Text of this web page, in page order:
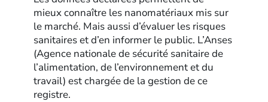
mieux connaître les nanomatériaux mis sur
le marché. Mais aussi d’évaluer les risques
sanitaires et d’en informer le public. L’Anses
(Agence nationale de sécurité sanitaire de
l’alimentation, de l’environnement et du
travail) est chargée de la gestion de ce
registre.